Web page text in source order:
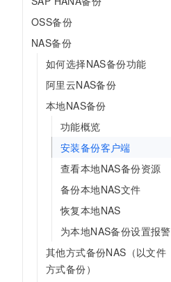
OSS备份
NAS备份
如何选择NAS备份功能
阿里云NAS备份
本地NAS备份
功能概览
安装备份客户端
查看本地NAS备份资源
备份本地NAS文件
恢复本地NAS
为本地NAS备份设置报警
其他方式备份NAS（以文件
方式备份）